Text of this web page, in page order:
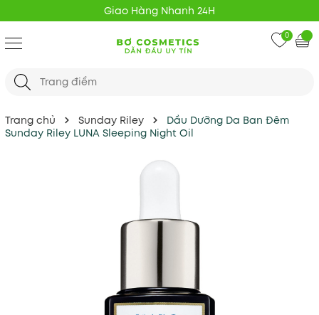
Giao Hàng Nhanh 24H
0
Trang chủ Sunday Riley
Dầu Dưỡng Da Ban Đêm
Sunday Riley LUNA Sleeping Night Oil